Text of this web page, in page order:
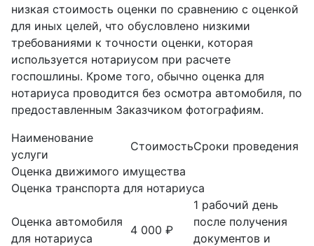
низкая стоимость оценки по сравнению с оценкой
для иных целей, что обусловлено низкими
требованиями к точности оценки, которая
используется нотариусом при расчете
госпошлины. Кроме того, обычно оценка для
нотариуса проводится без осмотра автомобиля, по
предоставленным Заказчиком фотографиям.
Наименование
услуги
СтоимостьСроки проведения
Оценка движимого имущества
Оценка транспорта для нотариуса
Оценка автомобиля
для нотариуса
4 000 ₽
1 рабочий день
после получения
документов и